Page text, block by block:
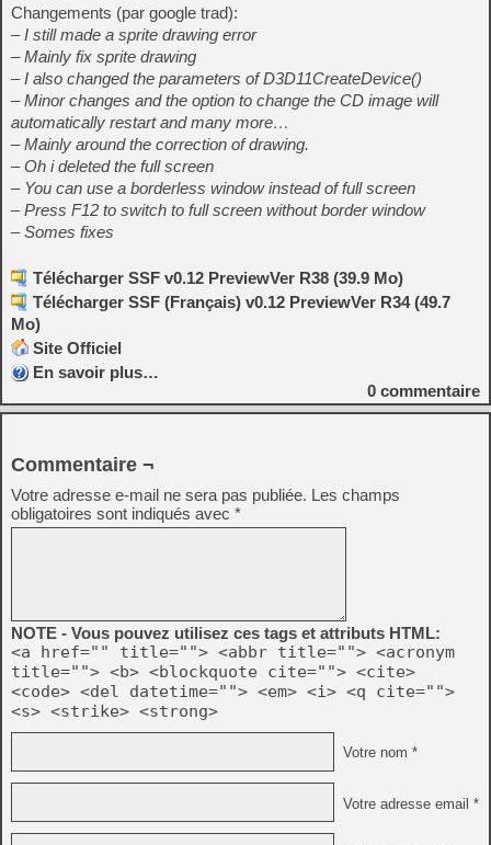
Changements (par google trad):
– I still made a sprite drawing error
– Mainly fix sprite drawing
– I also changed the parameters of D3D11CreateDevice()
– Minor changes and the option to change the CD image will
automatically restart and many more…
– Mainly around the correction of drawing.
– Oh i deleted the full screen
– You can use a borderless window instead of full screen
– Press F12 to switch to full screen without border window
– Somes fixes
Télécharger SSF v0.12 PreviewVer R38 (39.9 Mo)
Télécharger SSF (Français) v0.12 PreviewVer R34 (49.7
Mo)
Site Officiel
En savoir plus…
0 commentaire
Commentaire ¬
Votre adresse e-mail ne sera pas publiée. Les champs
obligatoires sont indiqués avec *
NOTE - Vous pouvez utilisez ces tags et attributs HTML:
<a href="" title=""> <abbr title=""> <acronym
title=""> <b> <blockquote cite=""> <cite>
<code> <del datetime=""> <em> <i> <q cite="">
<s> <strike> <strong>
Votre nom *
Votre adresse email *